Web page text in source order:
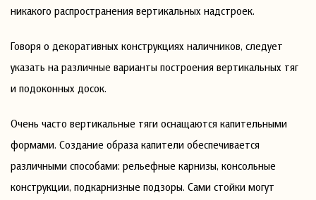
никакого распространения вертикальных надстроек.
Говоря о декоративных конструкциях наличников, следует
указать на различные варианты построения вертикальных тяг
и подоконных досок.
Очень часто вертикальные тяги оснащаются капительными
формами. Создание образа капители обеспечивается
различными способами: рельефные карнизы, консольные
конструкции, подкарнизные подзоры. Сами стойки могут